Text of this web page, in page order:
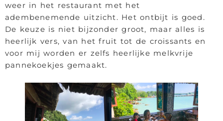
weer in het restaurant met het
adembenemende uitzicht. Het ontbijt is goed.
De keuze is niet bijzonder groot, maar alles is
heerlijk vers, van het fruit tot de croissants en
voor mij worden er zelfs heerlijke melkvrije
pannekoekjes gemaakt.